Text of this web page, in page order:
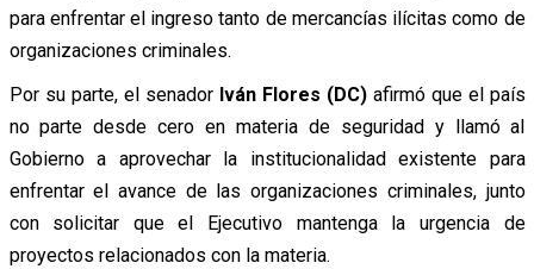
para enfrentar el ingreso tanto de mercancías ilícitas como de
organizaciones criminales.
Por su parte, el senadorIván Flores (DC)afirmó que el país
no parte desde cero en materia de seguridad y llamó al
Gobierno a aprovechar la institucionalidad existente para
enfrentar el avance de las organizaciones criminales, junto
con solicitar que el Ejecutivo mantenga la urgencia de
proyectos relacionados con la materia.